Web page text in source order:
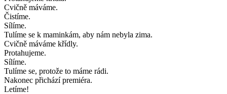
Cvičně máváme.
Čistíme.
Sílíme.
Tulíme se k maminkám, aby nám nebyla zima.
Cvičně máváme křídly.
Protahujeme.
Sílíme.
Tulíme se, protože to máme rádi.
Nakonec přichází premiéra.
Letíme!